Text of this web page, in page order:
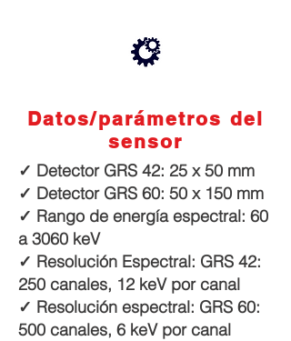
Datos/parámetros del
sensor
✓ Detector GRS 42: 25 x 50 mm
✓ Detector GRS 60: 50 x 150 mm
✓ Rango de energía espectral: 60
a 3060 keV
✓ Resolución Espectral: GRS 42:
250 canales, 12 keV por canal
✓ Resolución espectral: GRS 60:
500 canales, 6 keV por canal